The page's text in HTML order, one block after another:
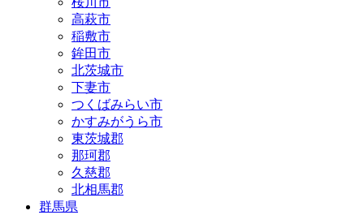
高萩市
稲敷市
鉾田市
北茨城市
下妻市
つくばみらい市
かすみがうら市
東茨城郡
那珂郡
久慈郡
北相馬郡
群馬県